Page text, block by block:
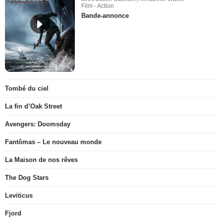
Film - Action
Bande-annonce
Tombé du ciel
La fin d’Oak Street
Avengers: Doomsday
Fantômas – Le nouveau monde
La Maison de nos rêves
The Dog Stars
Leviticus
Fjord